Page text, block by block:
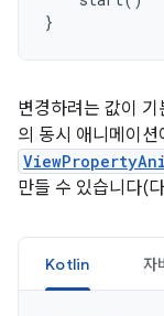
}
변경하려는 값이 기
의 동시 애니메이
만들 수 있습니다(
Kotlin 자